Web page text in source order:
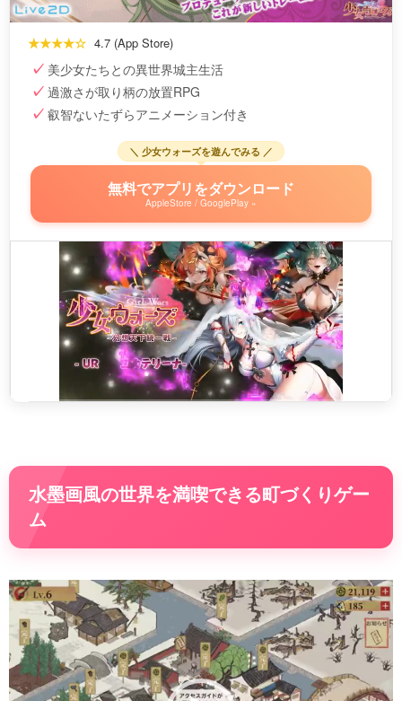
★★★★☆ 4.7 (App Store)
美少女たちとの異世界城主生活
過激さが取り柄の放置RPG
叡智ないたずらアニメーション付き
＼ 少女ウォーズを遊んでみる ／
無料でアプリをダウンロード
AppleStore / GooglePlay »
水墨画風の世界を満喫できる町づくりゲー
ム
動
画
プ
レ
ー